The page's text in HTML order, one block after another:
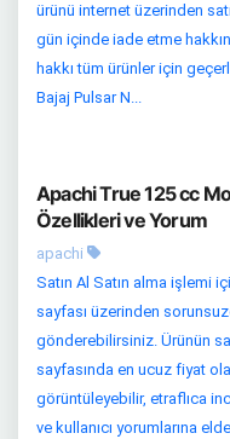
ürünü internet üzerinden
gün içinde iade etme
hakkı tüm ürünler için
Bajaj Pulsar N...
Apachi True 125 cc
Özellikleri ve Yorum
apachi
Satın Al Satın alma işlemi
sayfası üzerinden
gönderebilirsiniz. Ürünün
sayfasında en ucuz fiyat
görüntüleyebilir, etraflıca
ve kullanıcı yorumlarına